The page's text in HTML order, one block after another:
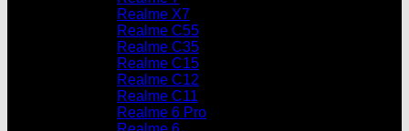
Realme X7
Realme C55
Realme C35
Realme C15
Realme C12
Realme C11
Realme 6 Pro